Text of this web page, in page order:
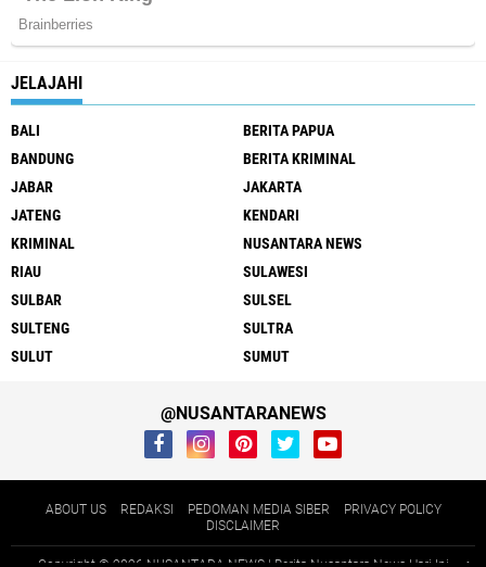
JELAJAHI
BALI
BERITA PAPUA
BANDUNG
BERITA KRIMINAL
JABAR
JAKARTA
JATENG
KENDARI
KRIMINAL
NUSANTARA NEWS
RIAU
SULAWESI
SULBAR
SULSEL
SULTENG
SULTRA
SULUT
SUMUT
@NUSANTARANEWS
ABOUT US REDAKSI PEDOMAN MEDIA SIBER
PRIVACY POLICY
DISCLAIMER